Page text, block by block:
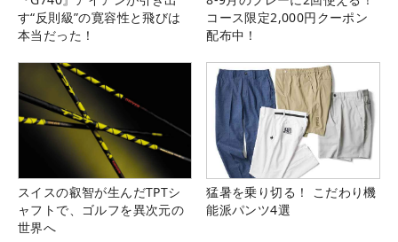
す“反則級”の寛容性と飛びは
本当だった！
コース限定2,000円クーポン
配布中！
スイスの叡智が生んだTPTシ
ャフトで、ゴルフを異次元の
世界へ
猛暑を乗り切る！ こだわり機
能派パンツ4選